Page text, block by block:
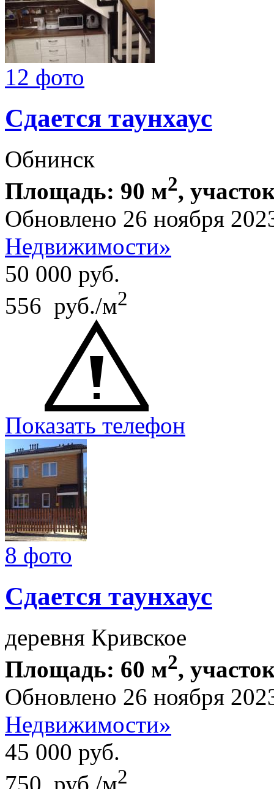
12 фото
Сдается таунхаус
Обнинск
Площадь: 90 м2,
Обновлено 26 ноября
Недвижимости»
50 000 руб.
556 руб./м2
Показать телефон
8 фото
Сдается таунхаус
деревня Кривское
Площадь: 60 м2,
Обновлено 26 ноября
Недвижимости»
45 000 руб.
750 руб./м2